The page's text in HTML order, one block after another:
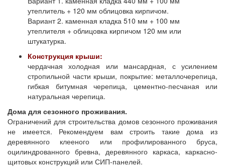
утеплитель + 120 мм облицовка кирпичом.
Вариант 2. каменная кладка 510 мм + 100 мм
утеплителя + облицовка кирпичом 120 мм или
штукатурка.
Конструкция крыши:
чердачная холодная или мансардная, с усилением
стропильной части крыши, покрытие: металлочерепица,
гибкая битумная черепица, цементно-песчаная или
натуральная черепица.
Дома для сезонного проживания.
Ограничений для строительства домов сезонного проживания
не имеется. Рекомендуем вам строить такие дома из
деревянного клееного или профилированного бруса,
оцилиндрованного бревна, деревянного каркаса, каркасно-
щитовых конструкций или СИП-панелей.